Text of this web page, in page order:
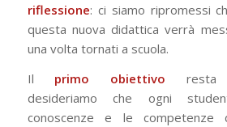
riflessione: ci siamo ripromessi
questa nuova didattica verrà
una volta tornati a scuola.
Il primo obiettivo resta
desideriamo che ogni
conoscenze e le competenze